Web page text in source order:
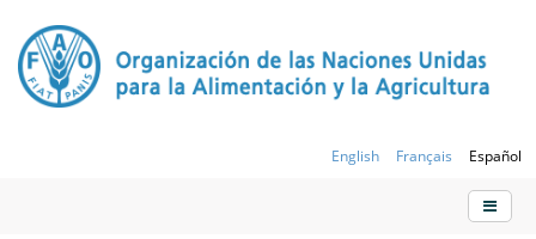
English Français Español